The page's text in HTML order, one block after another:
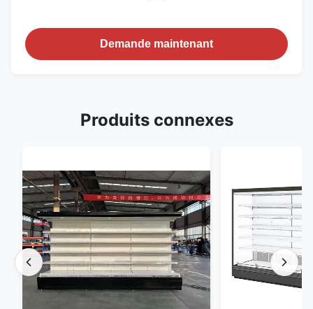
Demande maintenant
Produits connexes